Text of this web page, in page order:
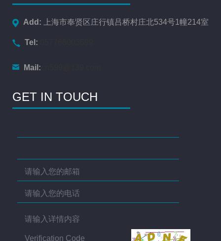
Add: 上海市奉贤区庄行镇吕桥村庄北534号1幢214室
Tel:
Mail:
GET IN TOUCH